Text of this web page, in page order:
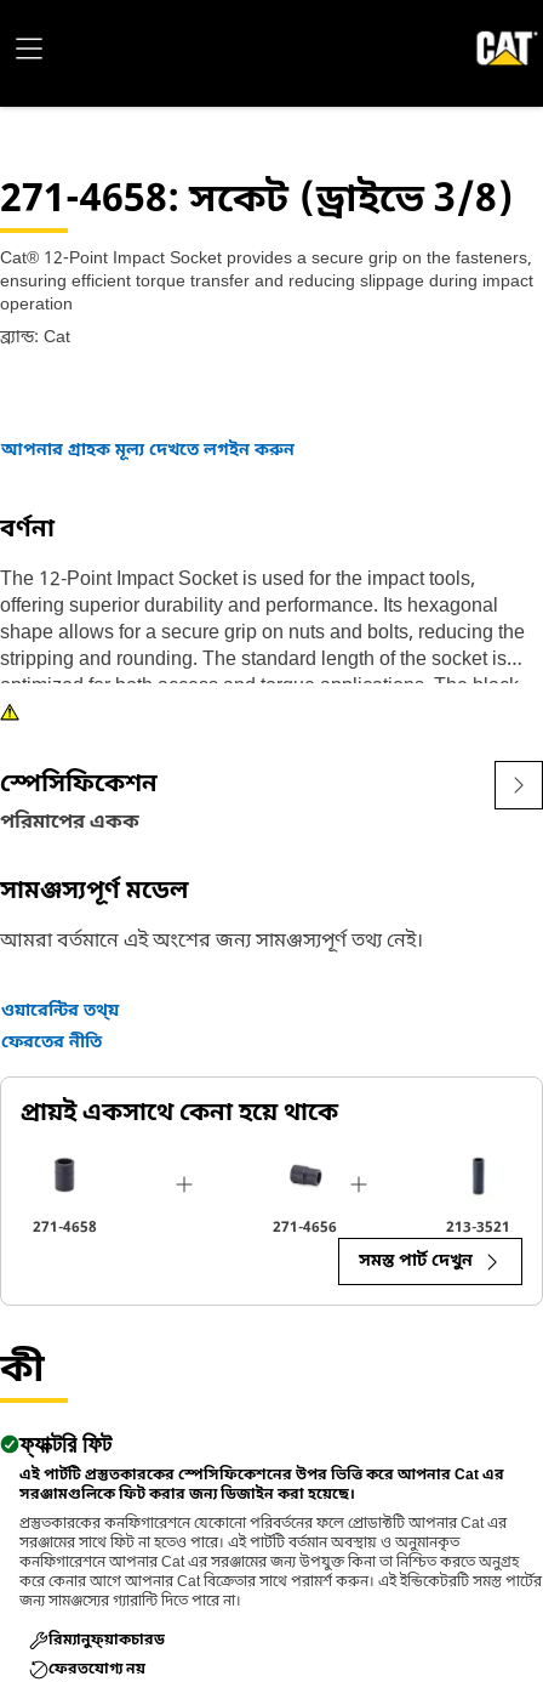
271-4658: সকেট (ড্রাইভে 3/8)
Cat® 12-Point Impact Socket provides a secure grip on the fasteners,
ensuring efficient torque transfer and reducing slippage during impact
operation
ব্র্যান্ড: Cat
আপনার গ্রাহক মূল্য দেখতে লগইন করুন
বর্ণনা
The 12-Point Impact Socket is used for the impact tools,
offering superior durability and performance. Its hexagonal
shape allows for a secure grip on nuts and bolts, reducing the
stripping and rounding. The standard length of the socket is
optimized for both access and torque applications. The black
oxide finish enhances resistance to corrosion and wear,
high-torque impact applications.
Attributes:
• Shallow length socket.
• Used to handle high-torque applications without deformation.
• Ensures a secure fit to reduce the risk of fastener damage.
Applications:
wrenches to handle hexagonal fasteners on equipment
components, ensuring efficient maintenance and assembly
স্পেসিফিকেশন
পরিমাপের একক
সামঞ্জস্যপূর্ণ মডেল
আমরা বর্তমানে এই অংশের জন্য সামঞ্জস্যপূর্ণ তথ্য নেই।
ওয়ারেন্টির তথ্য়
ফেরতের নীতি
প্রায়ই একসাথে কেনা হয়ে থাকে
271-4658 271-4656 213-3521
সমস্ত পার্ট দেখুন
কী
ফ্যাক্টরি ফিট
এই পার্টটি প্রস্তুতকারকের স্পেসিফিকেশনের উপর ভিত্তি করে আপনার Cat এর
সরঞ্জামগুলিকে ফিট করার জন্য ডিজাইন করা হয়েছে।
প্রস্তুতকারকের কনফিগারেশনে যেকোনো পরিবর্তনের ফলে প্রোডাক্টটি আপনার Cat এর
সরঞ্জামের সাথে ফিট না হতেও পারে। এই পার্টটি বর্তমান অবস্থায় ও অনুমানকৃত
কনফিগারেশনে আপনার Cat এর সরঞ্জামের জন্য উপযুক্ত কিনা তা নিশ্চিত করতে অনুগ্রহ
করে কেনার আগে আপনার Cat বিক্রেতার সাথে পরামর্শ করুন। এই ইন্ডিকেটরটি সমস্ত পার্টের
জন্য সামঞ্জস্যের গ্যারান্টি দিতে পারে না।
রিম্যানুফ্য়াকচারড
ফেরতযোগ্য নয়